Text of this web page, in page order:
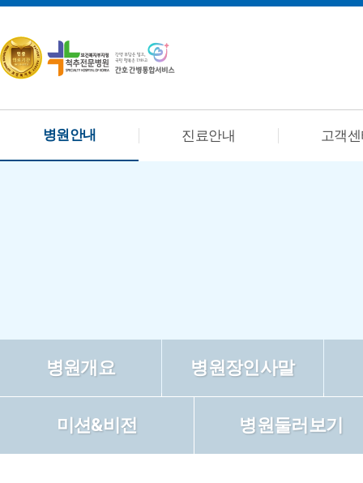
병원안내 진료안내 고객
병원개요 병원장인사말
미션&비전 병원둘러보기